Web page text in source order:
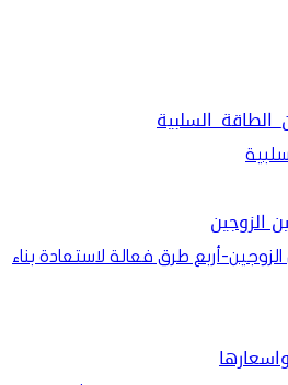
أربع طرق فعالة لاستعادة بناء